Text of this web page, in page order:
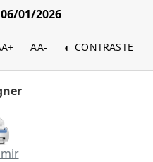
01/2026
AA- CONTRASTE